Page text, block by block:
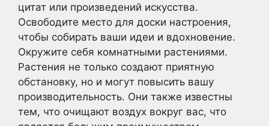
цитат или произведений искусства.
Освободите место для доски настроения,
чтобы собирать ваши идеи и вдохновение.
Окружите себя комнатными растениями.
Растения не только создают приятную
обстановку, но и могут повысить вашу
производительность. Они также известны
тем, что очищают воздух вокруг вас, что